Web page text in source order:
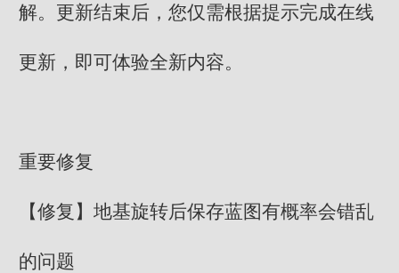
解。更新结束后，您仅需根据提示完成在线
更新，即可体验全新内容。
重要修复
【修复】地基旋转后保存蓝图有概率会错乱
的问题